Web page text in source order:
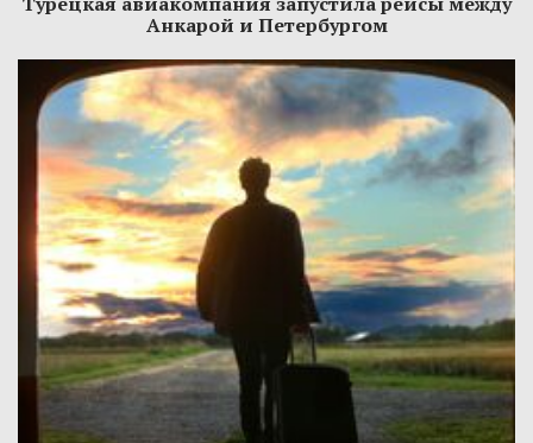
Анкарой и Петербургом